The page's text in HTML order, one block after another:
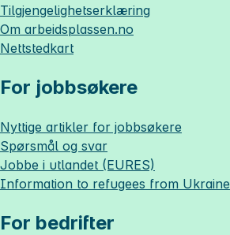
Tilgjengelighetserklæring
Om arbeidsplassen.no
Nettstedkart
For jobbsøkere
Nyttige artikler for jobbsøkere
Spørsmål og svar
Jobbe i utlandet (EURES)
Information to refugees from Ukraine
For bedrifter